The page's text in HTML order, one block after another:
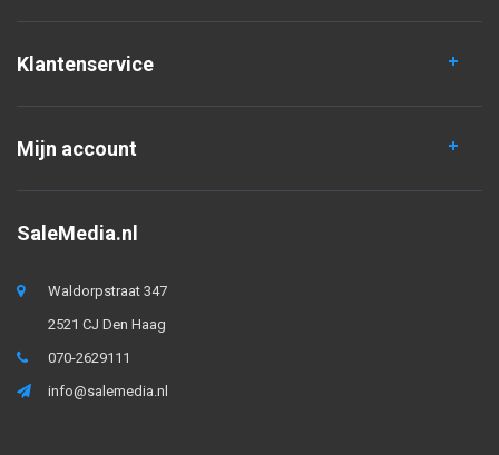
Klantenservice
Mijn account
SaleMedia.nl
Waldorpstraat 347
2521 CJ Den Haag
070-2629111
info@salemedia.nl